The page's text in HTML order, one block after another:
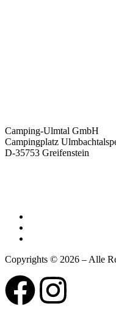
Camping-Ulmtal GmbH
Campingplatz
D-35753 Greifenstein
Copyrights © 2026 – Alle